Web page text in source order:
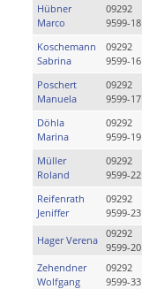
Hübner
Marco
09292
9599-18
Koschemann
Sabrina
09292
9599-16
Poschert
Manuela
09292
9599-17
Döhla
Marina
09292
9599-19
Müller
Roland
09292
9599-22
Reifenrath
Jeniffer
09292
9599-23
Hager Verena
09292
9599-20
Zehendner
Wolfgang
09292
9599-33